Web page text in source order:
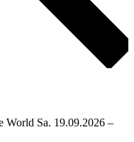
World Sa. 19.09.2026 –